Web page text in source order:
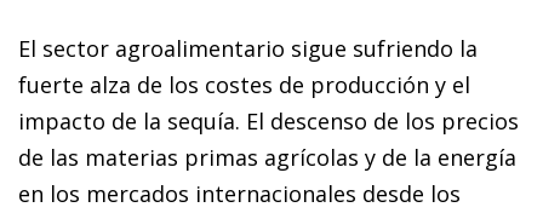
El sector agroalimentario sigue sufriendo la
fuerte alza de los costes de producción y el
impacto de la sequía. El descenso de los precios
de las materias primas agrícolas y de la energía
en los mercados internacionales desde los